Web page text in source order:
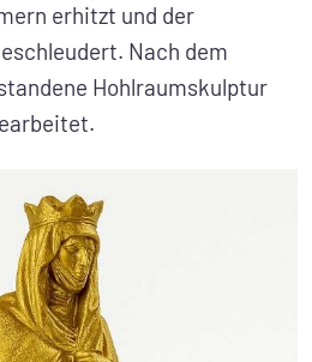
erhitzt und der
Nach dem
Hohlraumskulptur